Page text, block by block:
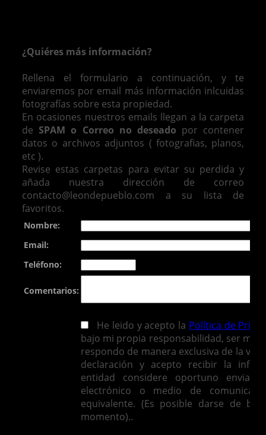
¿Quiéres más información?
Rellena el formulario a continuación, y te
enviaremos por email más información inlcuidas
fotografías sobre esta propiedad.
En ocasiones nuestros emails llegan a la carpeta
de SPAM o Correo no deseado por contener
datos o archivos adjuntos ( fotografias, planos,
etc ).
Revise estas carpetas para evitar su perdida y
añada nuestra dirección de correo
contacto@leondepueblo.com a su lista de
favoritos.
Nombre:
Email:
Teléfono:
Comentarios:
He leido y acepto la Política de
bajo mi propia responsabilidad, ser
respondo de manera exclusiva de la
declaración y acepto recibir la
entidad considere oportuno
electrónico o medio de
equivalente. (Es posible darse de
momento)..